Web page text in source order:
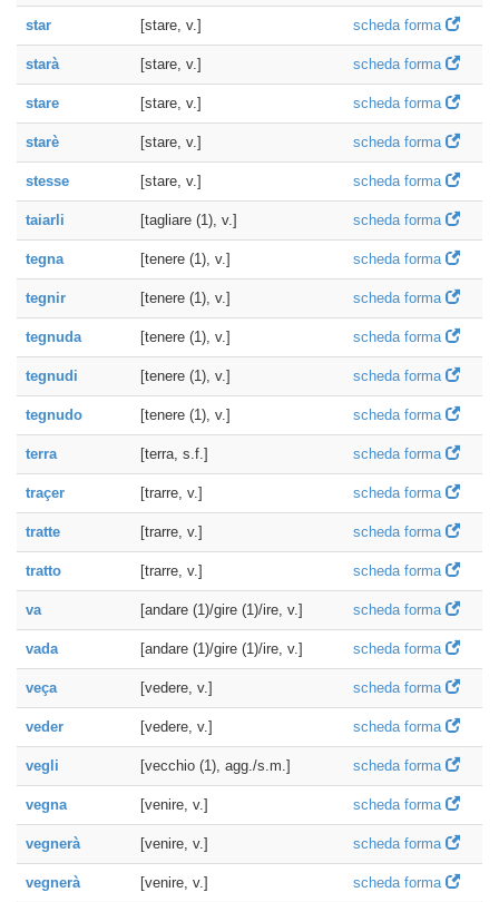
star [stare, v.] scheda forma
starà [stare, v.] scheda forma
stare [stare, v.] scheda forma
starè [stare, v.] scheda forma
stesse [stare, v.] scheda forma
taiarli [tagliare (1), v.] scheda forma
tegna [tenere (1), v.] scheda forma
tegnir [tenere (1), v.] scheda forma
tegnuda [tenere (1), v.] scheda forma
tegnudi [tenere (1), v.] scheda forma
tegnudo [tenere (1), v.] scheda forma
terra [terra, s.f.] scheda forma
traçer [trarre, v.] scheda forma
tratte [trarre, v.] scheda forma
tratto [trarre, v.] scheda forma
va [andare (1)/gire (1)/ire, v.] scheda forma
vada [andare (1)/gire (1)/ire, v.] scheda forma
veça [vedere, v.] scheda forma
veder [vedere, v.] scheda forma
vegli [vecchio (1), agg./s.m.] scheda forma
vegna [venire, v.] scheda forma
vegnerà [venire, v.] scheda forma
vegnerà [venire, v.] scheda forma